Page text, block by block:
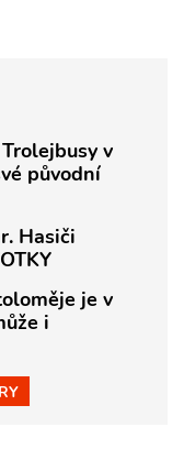
v
původní
Hasiči
je v
i